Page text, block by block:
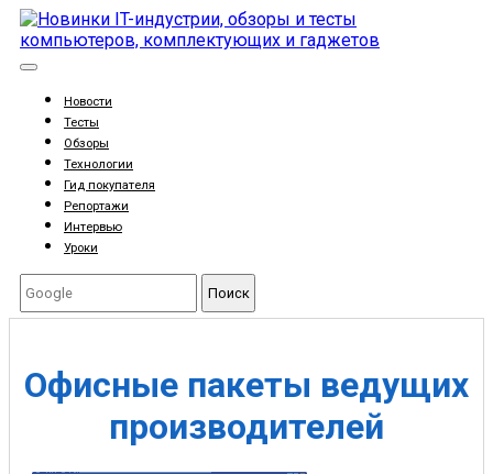
Новости
Тесты
Обзоры
Технологии
Гид покупателя
Репортажи
Интервью
Уроки
Поиск
Офисные пакеты ведущих
производителей